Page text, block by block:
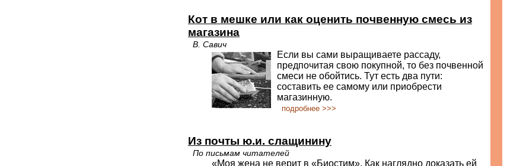
Кот в мешке или как оценить почвенную смесь из
магазина
В. Савич
Если вы сами выращиваете рассаду,
предпочитая свою покупной, то без почвенной
смеси не обойтись. Тут есть два пути:
составить ее самому или приобрести
магазинную.
подробнее >>>
Из почты ю.и. слащинину
По письмам читателей
«Моя жена не верит в «Биостим». Как наглядно доказать ей